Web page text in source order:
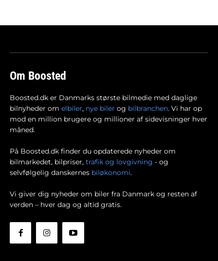
Om Boosted
Boosted.dk er Danmarks største bilmedie med daglige
bilnyheder om elbiler, nye biler og bilbranchen. Vi har op
mod en million brugere og millioner af sidevisninger hver
måned.
På Boosted.dk finder du opdaterede nyheder om
bilmarkedet, bilpriser, trafik og lovgivning - og
selvfølgelig danskernes biløkonomi.
Vi giver dig nyheder om biler fra Danmark og resten af
verden – hver dag og altid gratis.